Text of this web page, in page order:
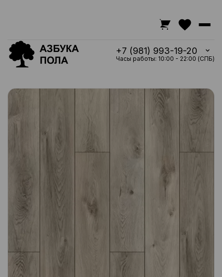
+7 (981) 993-19-20
Часы работы: 10:00 - 22:00 (СПБ)